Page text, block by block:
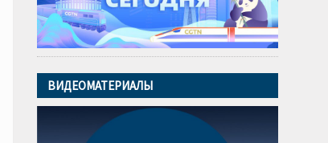
ВИДЕОМАТЕРИАЛЫ